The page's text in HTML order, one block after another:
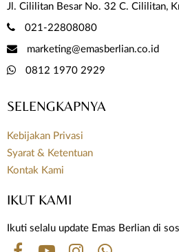
Jl. Cililitan Besar No. 32 C. Cililitan,
021-22808080
marketing@emasberlian.co.id
0812 1970 2929
SELENGKAPNYA
Kebijakan Privasi
Syarat & Ketentuan
Kontak Kami
IKUT KAMI
Ikuti selalu update Emas Berlian di